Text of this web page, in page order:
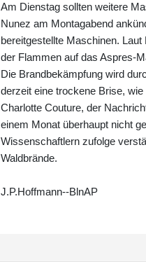
Am Dienstag sollten weitere
Nunez am Montagabend
bereitgestellte Maschinen.
der Flammen auf das Aspres-
Die Brandbekämpfung wird
derzeit eine trockene Brise,
Charlotte Couture, der
einem Monat überhaupt nicht
Wissenschaftlern zufolge
Waldbrände.
J.P.Hoffmann--BlnAP